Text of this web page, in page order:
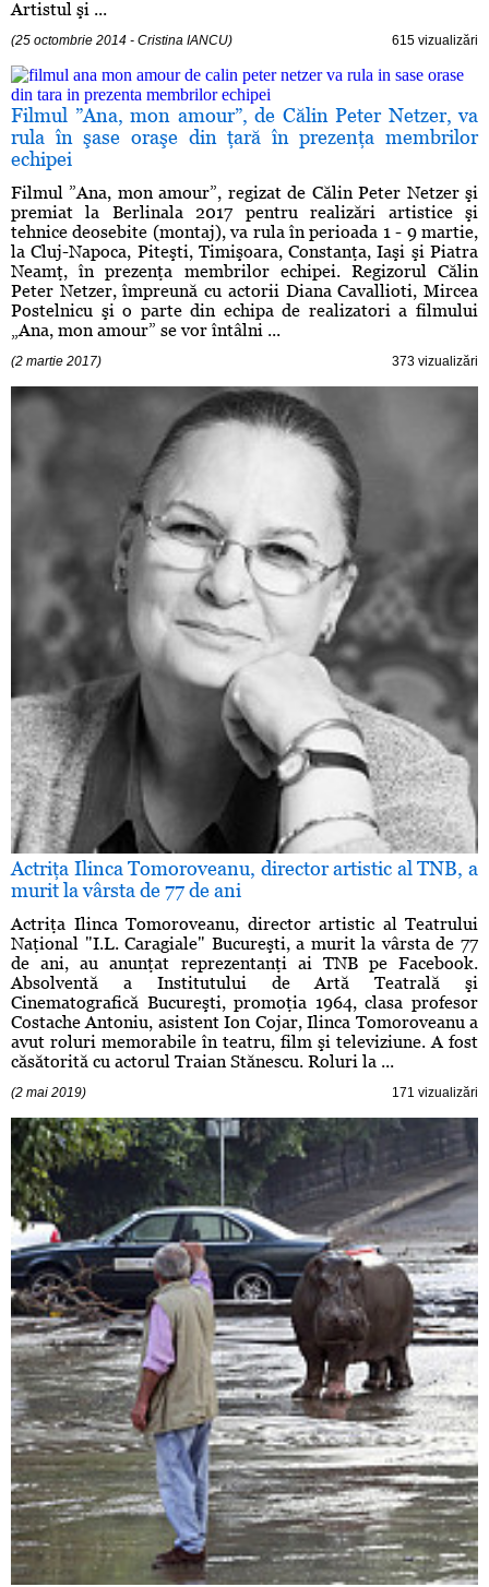
Artistul şi ...
(25 octombrie 2014 - Cristina IANCU) 615 vizualizări
Filmul ”Ana, mon amour”, de Călin Peter Netzer, va
rula în şase oraşe din ţară în prezenţa membrilor
echipei
Filmul ”Ana, mon amour”, regizat de Călin Peter Netzer şi
premiat la Berlinala 2017 pentru realizări artistice şi
tehnice deosebite (montaj), va rula în perioada 1 - 9 martie,
la Cluj-Napoca, Piteşti, Timişoara, Constanţa, Iaşi şi Piatra
Neamţ, în prezenţa membrilor echipei. Regizorul Călin
Peter Netzer, împreună cu actorii Diana Cavallioti, Mircea
Postelnicu şi o parte din echipa de realizatori a filmului
„Ana, mon amour” se vor întâlni ...
(2 martie 2017) 373 vizualizări
Actriţa Ilinca Tomoroveanu, director artistic al TNB, a
murit la vârsta de 77 de ani
Actriţa Ilinca Tomoroveanu, director artistic al Teatrului
Naţional "I.L. Caragiale" Bucureşti, a murit la vârsta de 77
de ani, au anunţat reprezentanţi ai TNB pe Facebook.
Absolventă a Institutului de Artă Teatrală şi
Cinematografică Bucureşti, promoţia 1964, clasa profesor
Costache Antoniu, asistent Ion Cojar, Ilinca Tomoroveanu a
avut roluri memorabile în teatru, film şi televiziune. A fost
căsătorită cu actorul Traian Stănescu. Roluri la ...
(2 mai 2019) 171 vizualizări